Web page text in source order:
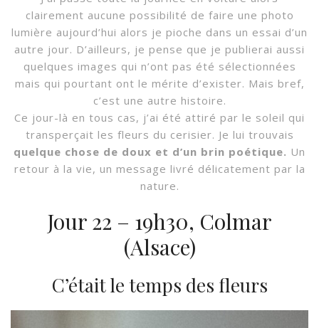
clairement aucune possibilité de faire une photo
lumière aujourd’hui alors je pioche dans un essai d’un
autre jour. D’ailleurs, je pense que je publierai aussi
quelques images qui n’ont pas été sélectionnées
mais qui pourtant ont le mérite d’exister. Mais bref,
c’est une autre histoire.
Ce jour-là en tous cas, j’ai été attiré par le soleil qui
transperçait les fleurs du cerisier. Je lui trouvais
quelque chose de doux et d’un brin poétique. Un
retour à la vie, un message livré délicatement par la
nature.
Jour 22 – 19h30, Colmar
(Alsace)
C’était le temps des fleurs